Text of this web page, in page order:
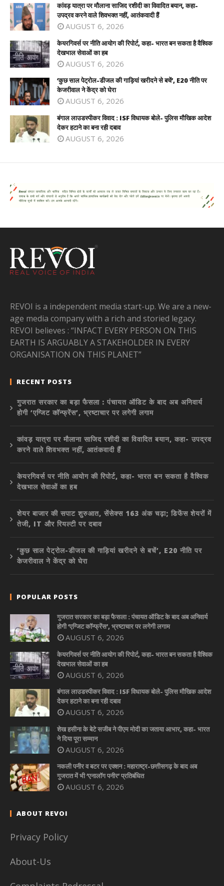
कांवड़ यात्रा पर मौलाना साजिद रशीदी का विवादित बयान, कहा-
उपद्रव करने वाले शिवभक्त नहीं, आतंकवादी हैं
AUGUST 6, 2026
केयरगिवर्स पर नीति आयोग की रिपोर्ट, कहा- भारत बन सकता है वैश्विक
देखभाल सेवाओं का हब
AUGUST 6, 2026
‘कुछ साल पेट्रोल-डीजल की गाड़ियां खरीदने से बचें’, E20 नीति पर
केजरीवाल ने केंद्र को घेरा
AUGUST 6, 2026
बंगाल लाउडस्पीकर विवाद : ISF विधायक बोले- पुलिस मौखिक आदेश
देकर हटाने का बना रही दबाव
AUGUST 6, 2026
REVOI is a independent media start-up. We are a new-
age media company with a rich and storied legacy.
REVOI believes : “INFACT EVERY PERSON ON THIS
EARTH IS ARGUABLY A STAKEHOLDER IN EVERY
ORGANISATION ON THIS PLANET”
RECENT POSTS
गुजरात सरकार का बड़ा फैसला : पंचायत ऑडिट के बाद अब अनिवार्य
होगी ‘एग्जिट कॉन्फ्रेंस’, भ्रष्टाचार पर लगेगी लगाम
कांवड़ यात्रा पर मौलाना साजिद रशीदी का विवादित बयान, कहा- उपद्रव
करने वाले शिवभक्त नहीं, आतंकवादी हैं
केयरगिवर्स पर नीति आयोग की रिपोर्ट, कहा- भारत बन सकता है वैश्विक
देखभाल सेवाओं का हब
शेयर बाजार की सपाट शुरुआत, सेंसेक्स 163 अंक चढ़ा; डिफेंस शेयरों में
तेजी, IT और रियल्टी पर दबाव
‘कुछ साल पेट्रोल-डीजल की गाड़ियां खरीदने से बचें’, E20 नीति पर
केजरीवाल ने केंद्र को घेरा
POPULAR POSTS
गुजरात सरकार का बड़ा फैसला : पंचायत ऑडिट के बाद अब अनिवार्य
होगी ‘एग्जिट कॉन्फ्रेंस’, भ्रष्टाचार पर लगेगी लगाम
AUGUST 6, 2026
केयरगिवर्स पर नीति आयोग की रिपोर्ट, कहा- भारत बन सकता है वैश्विक
देखभाल सेवाओं का हब
AUGUST 6, 2026
बंगाल लाउडस्पीकर विवाद : ISF विधायक बोले- पुलिस मौखिक आदेश
देकर हटाने का बना रही दबाव
AUGUST 6, 2026
शेख हसीना के बेटे सजीब ने पीएम मोदी का जताया आभार, कहा- भारत
ने दिया पूरा सम्मान
AUGUST 6, 2026
नकली पनीर व बटर पर एक्शन : महाराष्ट्र-छत्तीसगढ़ के बाद अब
गुजरात में भी ‘एनालॉग पनीर’ प्रतिबंधित
AUGUST 6, 2026
ABOUT REVOI
Privacy Policy
About-Us